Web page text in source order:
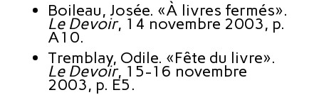
Boileau, Josée. «À livres fermés».
Le Devoir, 14 novembre 2003, p.
A10.
Tremblay, Odile. «Fête du livre».
Le Devoir, 15-16 novembre
2003, p. E5.